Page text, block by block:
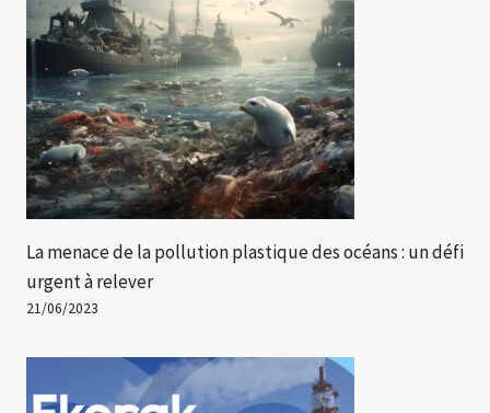
La menace de la pollution plastique des océans : un défi
urgent à relever
21/06/2023